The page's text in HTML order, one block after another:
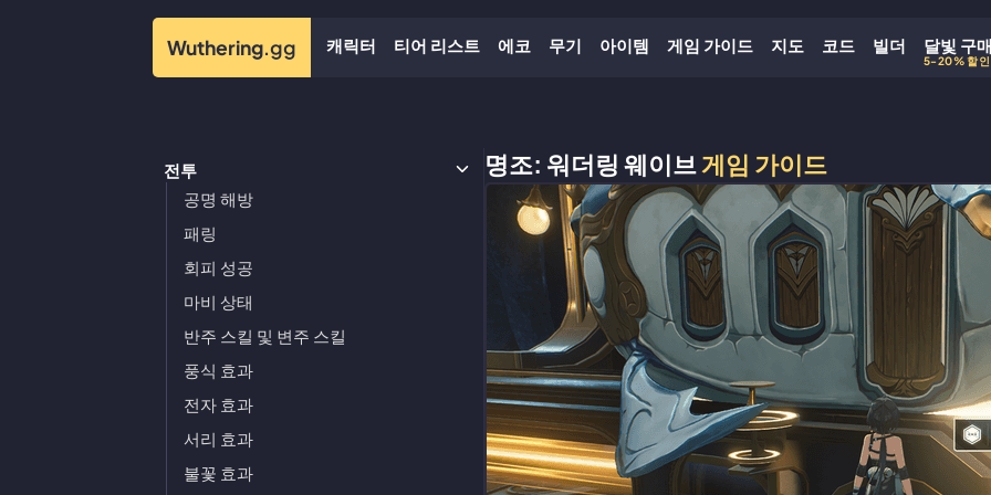
Wuthering.gg 캐릭터 티어 리스트 에코 무기 아이템 게임 가이드 지도 코드 빌더 달빛 구
5-20% 할인
전투
공명 해방
패링
회피 성공
마비 상태
반주 스킬 및 변주 스킬
풍식 효과
전자 효과
서리 효과
불꽃 효과
명조: 워더링 웨이브게임 가이드